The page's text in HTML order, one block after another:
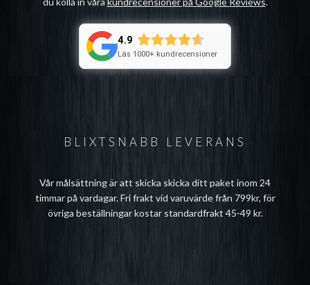
BLIXTSNABB LEVERANS
Vår målsättning är att skicka skicka ditt paket inom 24
timmar på vardagar. Fri frakt vid varuvärde från 799kr, för
övriga beställningar kostar standardfrakt 45-49 kr.
4.9
Läs 1000+ kundrecensioner